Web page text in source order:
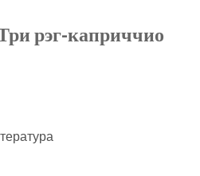
рэг-каприччио